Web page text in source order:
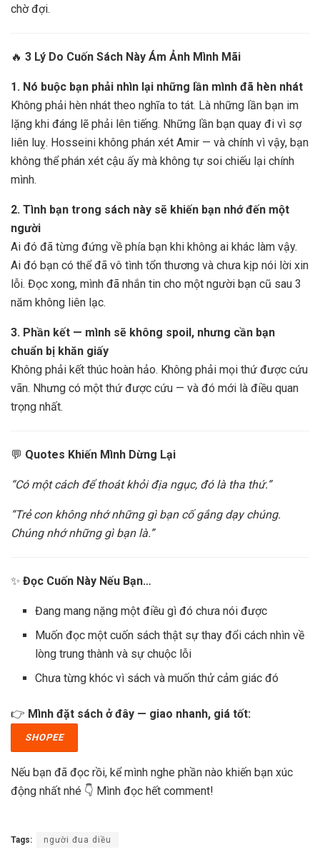
chờ đợi.
🔥 3 Lý Do Cuốn Sách Này Ám Ảnh Mình Mãi
1. Nó buộc bạn phải nhìn lại những lần mình đã hèn nhát
Không phải hèn nhát theo nghĩa to tát. Là những lần bạn im
lặng khi đáng lẽ phải lên tiếng. Những lần bạn quay đi vì sợ
liên luỵ. Hosseini không phán xét Amir — và chính vì vậy, bạn
không thể phán xét cậu ấy mà không tự soi chiếu lại chính
mình.
2. Tình bạn trong sách này sẽ khiến bạn nhớ đến một
người
Ai đó đã từng đứng về phía bạn khi không ai khác làm vậy.
Ai đó bạn có thể đã vô tình tổn thương và chưa kịp nói lời xin
lỗi. Đọc xong, mình đã nhắn tin cho một người bạn cũ sau 3
năm không liên lạc.
3. Phần kết — mình sẽ không spoil, nhưng cần bạn
chuẩn bị khăn giấy
Không phải kết thúc hoàn hảo. Không phải mọi thứ được cứu
vãn. Nhưng có một thứ được cứu — và đó mới là điều quan
trọng nhất.
💬 Quotes Khiến Mình Dừng Lại
“Có một cách để thoát khỏi địa ngục, đó là tha thứ.”
“Trẻ con không nhớ những gì bạn cố gắng dạy chúng.
Chúng nhớ những gì bạn là.”
✨ Đọc Cuốn Này Nếu Bạn…
Đang mang nặng một điều gì đó chưa nói được
Muốn đọc một cuốn sách thật sự thay đổi cách nhìn về
lòng trung thành và sự chuộc lỗi
Chưa từng khóc vì sách và muốn thử cảm giác đó
👉 Mình đặt sách ở đây — giao nhanh, giá tốt:
SHOPEE
Nếu bạn đã đọc rồi, kể mình nghe phần nào khiến bạn xúc
động nhất nhé 👇 Mình đọc hết comment!
Tags: người đua diều